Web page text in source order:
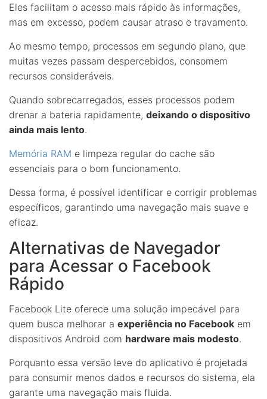
Eles facilitam o acesso mais rápido às informações,
mas em excesso, podem causar atraso e travamento.
Ao mesmo tempo, processos em segundo plano, que
muitas vezes passam despercebidos, consomem
recursos consideráveis.
Quando sobrecarregados, esses processos podem
drenar a bateria rapidamente, deixando o dispositivo
ainda mais lento.
Memória RAM e limpeza regular do cache são
essenciais para o bom funcionamento.
Dessa forma, é possível identificar e corrigir problemas
específicos, garantindo uma navegação mais suave e
eficaz.
Alternativas de Navegador
para Acessar o Facebook
Rápido
Facebook Lite oferece uma solução impecável para
quem busca melhorar a experiência no Facebook em
dispositivos Android com hardware mais modesto.
Porquanto essa versão leve do aplicativo é projetada
para consumir menos dados e recursos do sistema, ela
garante uma navegação mais fluida.